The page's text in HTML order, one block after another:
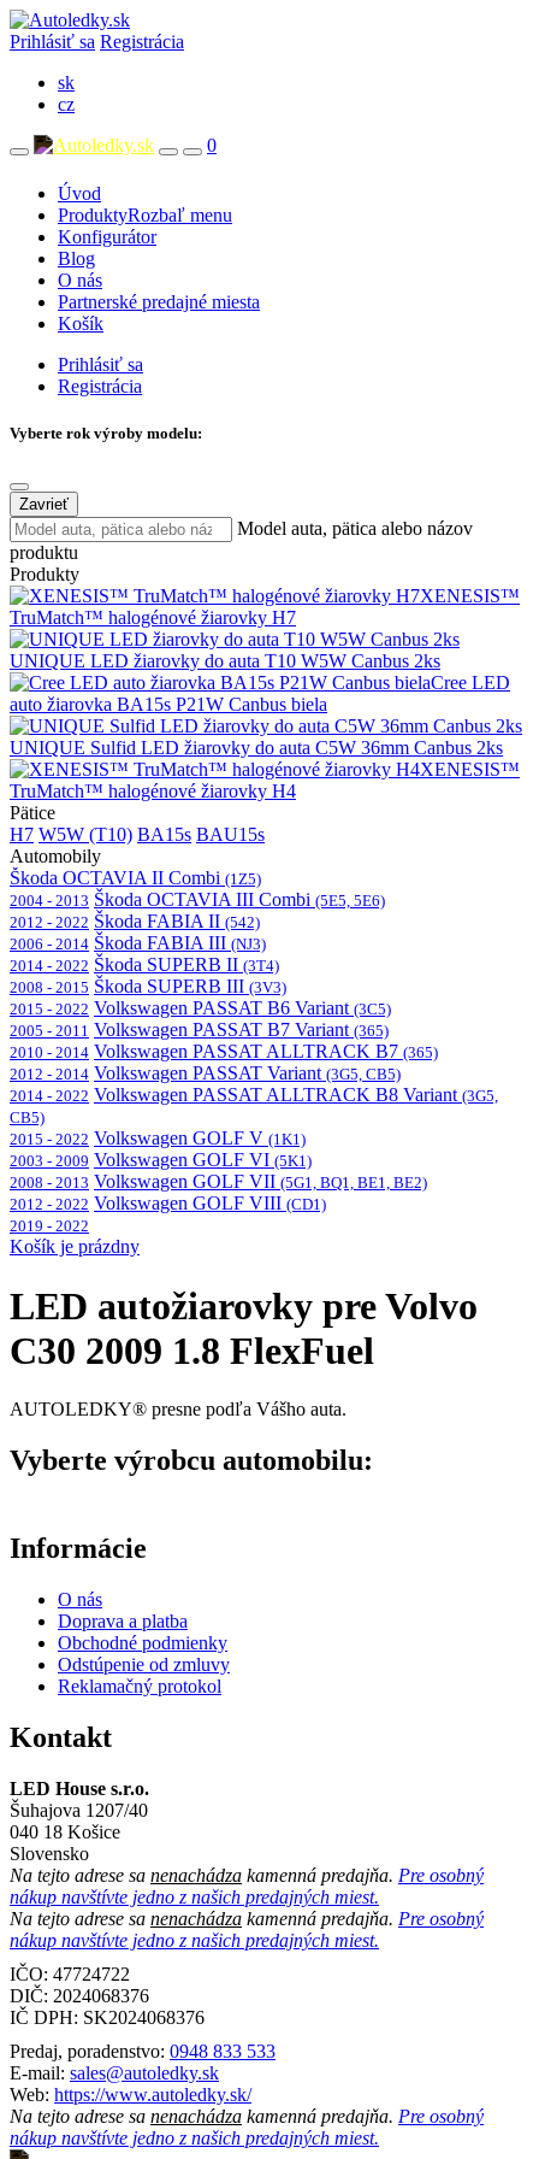
Prihlásiť sa Registrácia
sk
cz
0
Úvod
ProduktyRozbaľ menu
Konfigurátor
Blog
O nás
Partnerské predajné miesta
Košík
Prihlásiť sa
Registrácia
Vyberte rok výroby modelu:
Zavrieť
Model auta, pätica alebo názov
produktu
Produkty
XENESIS™
TruMatch™ halogénové žiarovky H7
UNIQUE LED žiarovky do auta T10 W5W Canbus 2ks
Cree LED
auto žiarovka BA15s P21W Canbus biela
UNIQUE Sulfid LED žiarovky do auta C5W 36mm Canbus 2ks
XENESIS™
TruMatch™ halogénové žiarovky H4
Pätice
H7 W5W (T10) BA15s BAU15s
Automobily
Škoda OCTAVIA II Combi (1Z5)
2004 - 2013 Škoda OCTAVIA III Combi (5E5, 5E6)
2012 - 2022 Škoda FABIA II (542)
2006 - 2014 Škoda FABIA III (NJ3)
2014 - 2022 Škoda SUPERB II (3T4)
2008 - 2015 Škoda SUPERB III (3V3)
2015 - 2022 Volkswagen PASSAT B6 Variant (3C5)
2005 - 2011 Volkswagen PASSAT B7 Variant (365)
2010 - 2014 Volkswagen PASSAT ALLTRACK B7 (365)
2012 - 2014 Volkswagen PASSAT Variant (3G5, CB5)
2014 - 2022 Volkswagen PASSAT ALLTRACK B8 Variant (3G5,
CB5)
2015 - 2022 Volkswagen GOLF V (1K1)
2003 - 2009 Volkswagen GOLF VI (5K1)
2008 - 2013 Volkswagen GOLF VII (5G1, BQ1, BE1, BE2)
2012 - 2022 Volkswagen GOLF VIII (CD1)
2019 - 2022
Košík je prázdny
LED autožiarovky pre Volvo
C30 2009 1.8 FlexFuel
AUTOLEDKY® presne podľa Vášho auta.
Vyberte výrobcu automobilu:
Informácie
O nás
Doprava a platba
Obchodné podmienky
Odstúpenie od zmluvy
Reklamačný protokol
Kontakt
LED House s.r.o.
Šuhajova 1207/40
040 18 Košice
Slovensko
Na tejto adrese sa nenachádza kamenná predajňa. Pre osobný
nákup navštívte jedno z našich predajných miest.
Na tejto adrese sa nenachádza kamenná predajňa. Pre osobný
nákup navštívte jedno z našich predajných miest.
IČO: 47724722
DIČ: 2024068376
IČ DPH: SK2024068376
Predaj, poradenstvo: 0948 833 533
E-mail: sales@autoledky.sk
Web: https://www.autoledky.sk/
Na tejto adrese sa nenachádza kamenná predajňa. Pre osobný
nákup navštívte jedno z našich predajných miest.